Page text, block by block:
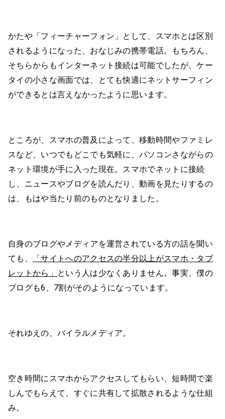
かたや「フィーチャーフォン」として、スマホとは区別
されるようになった、おなじみの携帯電話。もちろん、
そちらからもインターネット接続は可能でしたが、ケー
タイの小さな画面では、とても快適にネットサーフィン
ができるとは言えなかったように思います。
ところが、スマホの普及によって、移動時間やファミレ
スなど、いつでもどこでも気軽に、パソコンさながらの
ネット環境が手に入った現在。スマホでネットに接続
し、ニュースやブログを読んだり、動画を見たりするの
は、もはや当たり前のものとなりました。
自身のブログやメディアを運営されている方の話を聞い
ても、
「サイトへのアクセスの半分以上がスマホ・タブ
レットから」 という人は少なくありません。事実、僕の
ブログも6、7割がそのようになっています。
それゆえの、バイラルメディア。
空き時間にスマホからアクセスしてもらい、短時間で楽
しんでもらえて、すぐに共有して拡散されるような仕組
み。